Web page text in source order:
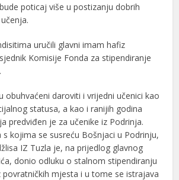
poticaj više u postizanju dobrih
uručili glavni imam hafiz
Komisije Fonda za stipendiranje
obuhvaćeni daroviti i vrijedni učenici kao
statusa, a kao i ranijih godina
predviđen je za učenike iz Podrinja.
s kojima se susreću Bošnjaci u Podrinju,
IZ Tuzla je, na prijedlog glavnog
donio odluku o stalnom stipendiranju
povratničkih mjesta i u tome se istrajava